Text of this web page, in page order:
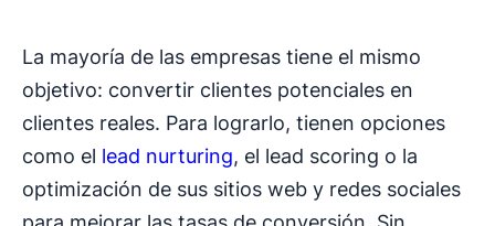
La mayoría de las empresas tiene el mismo
objetivo: convertir clientes potenciales en
clientes reales. Para lograrlo, tienen opciones
como el lead nurturing, el lead scoring o la
optimización de sus sitios web y redes sociales